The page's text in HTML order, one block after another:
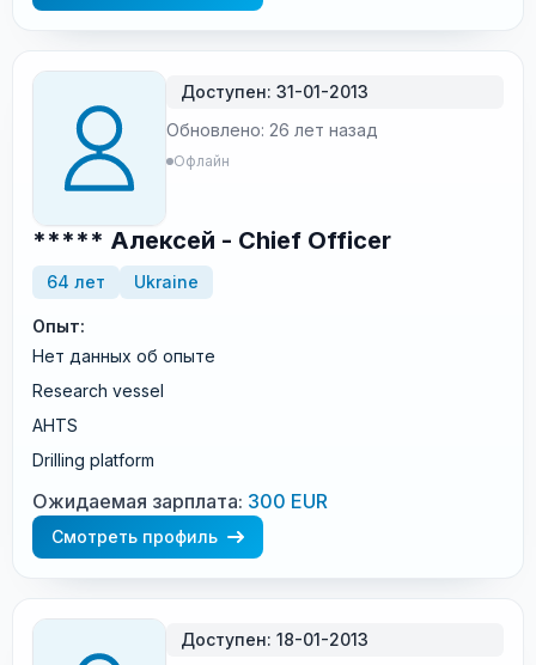
Доступен: 31-01-2013
Обновлено: 26 лет назад
Офлайн
***** Алексей - Chief Officer
64 лет Ukraine
Опыт:
Нет данных об опыте
Research vessel
AHTS
Drilling platform
Ожидаемая зарплата: 300 EUR
Смотреть профиль
Доступен: 18-01-2013